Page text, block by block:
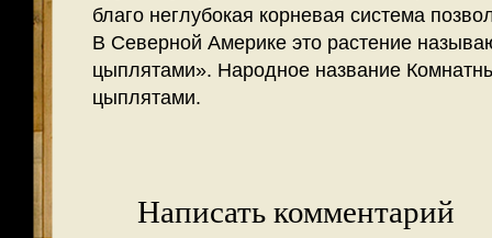
благо неглубокая корневая система
В Северной Америке это растение
цыплятами». Народное название
цыплятами.
Написать комментарий